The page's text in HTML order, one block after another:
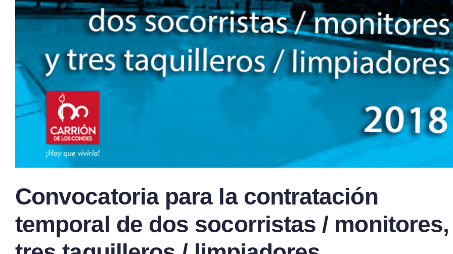
grande
Convocatoria para la contratación
temporal de dos socorristas /